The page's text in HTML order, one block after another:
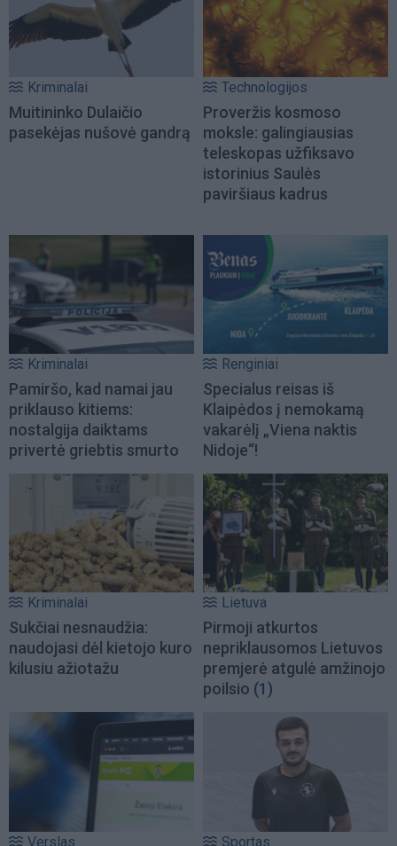
Kriminalai
Muitininko Dulaičio
pasekėjas nušovė gandrą
Technologijos
Proveržis kosmoso
moksle: galingiausias
teleskopas užfiksavo
istorinius Saulės
paviršiaus kadrus
Kriminalai
Pamiršo, kad namai jau
priklauso kitiems:
nostalgija daiktams
privertė griebtis smurto
Renginiai
Specialus reisas iš
Klaipėdos į nemokamą
vakarėlį „Viena naktis
Nidoje“!
Kriminalai
Sukčiai nesnaudžia:
naudojasi dėl kietojo kuro
kilusiu ažiotažu
Lietuva
Pirmoji atkurtos
nepriklausomos Lietuvos
premjerė atgulė amžinojo
poilsio (1)
Verslas Sportas